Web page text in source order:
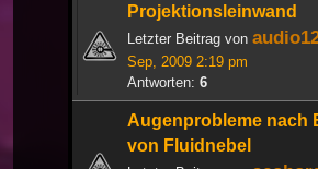
Projektionsleinwand
Letzter Beitrag von
Sep, 2009 2:19 pm
Antworten: 6
Augenprobleme nach
von Fluidnebel